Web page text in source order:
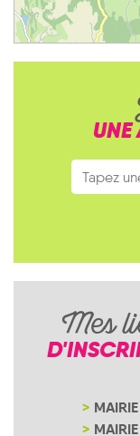
Mes
MAIRIE
MAIRIE